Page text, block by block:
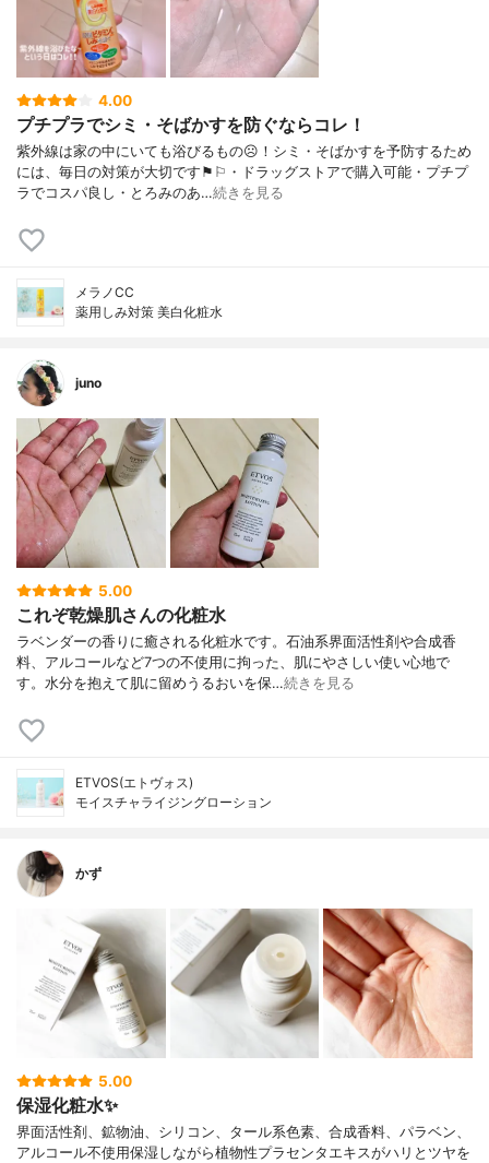
4.00
プチプラでシミ・そばかすを防ぐならコレ！
紫外線は家の中にいても浴びるもの☹︎！シミ・そばかすを予防するため
には、毎日の対策が大切です⚑︎⚐︎・ドラッグストアで購入可能・プチプ
ラでコスパ良し・とろみのあ…続きを見る
メラノCC
薬用しみ対策 美白化粧水
juno
5.00
これぞ乾燥肌さんの化粧水
ラベンダーの香りに癒される化粧水です。石油系界面活性剤や合成香
料、アルコールなど7つの不使用に拘った、肌にやさしい使い心地で
す。水分を抱えて肌に留めうるおいを保…続きを見る
ETVOS(エトヴォス)
モイスチャライジングローション
かず
5.00
保湿化粧水✨
界面活性剤、鉱物油、シリコン、タール系色素、合成香料、パラベン、
アルコール不使用保湿しながら植物性プラセンタエキスがハリとツヤを